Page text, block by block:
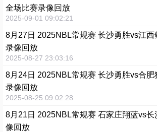
全场比赛录像回放
2025-09-01 09:02:21
8月27日 2025NBL常规赛 长沙勇胜vs江西
录像回放
2025-08-27 23:03:16
8月24日 2025NBL常规赛 长沙勇胜vs合肥
录像回放
2025-08-25 09:02:28
8月21日 2025NBL常规赛 石家庄翔蓝vs
像回放